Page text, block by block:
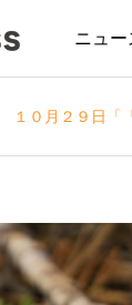
ニュー
１０月２９日「